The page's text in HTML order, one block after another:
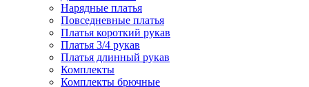
Нарядные платья
Повседневные платья
Платья короткий рукав
Платья 3/4 рукав
Платья длинный рукав
Комплекты
Комплекты брючные